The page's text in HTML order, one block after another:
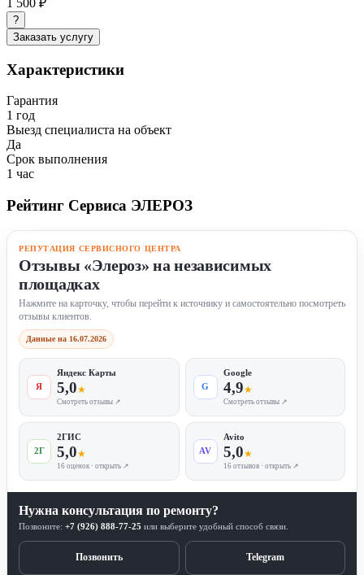
?
Заказать услугу
Характеристики
Гарантия
1 год
Выезд специалиста на объект
Да
Срок выполнения
1 час
Рейтинг Сервиса ЭЛЕРОЗ
РЕПУТАЦИЯ СЕРВИСНОГО ЦЕНТРА
Отзывы «Элероз» на независимых
площадках
Нажмите на карточку, чтобы перейти к источнику и самостоятельно посмотреть
отзывы клиентов.
Данные на 16.07.2026
Я
Яндекс Карты
5,0★
Смотреть отзывы ↗
G
Google
4,9★
Смотреть отзывы ↗
2Г
2ГИС
5,0★
16 оценок · открыть ↗
AV
Avito
5,0★
16 отзывов · открыть ↗
Нужна консультация по ремонту?
Позвоните: +7 (926) 888-77-25 или выберите удобный способ связи.
Позвонить Telegram